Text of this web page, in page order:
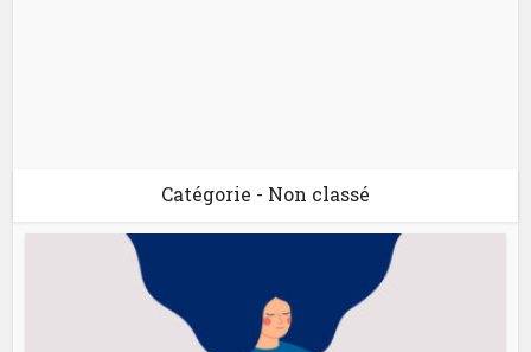
Catégorie - Non classé